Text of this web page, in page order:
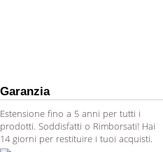
Garanzia
Estensione fino a 5 anni per tutti i
prodotti. Soddisfatti o Rimborsati! Hai
14 giorni per restituire i tuoi acquisti.